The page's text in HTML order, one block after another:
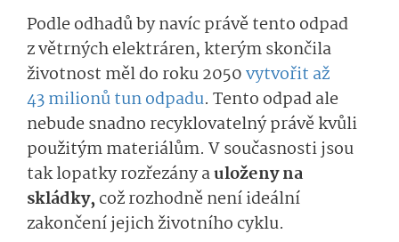
Podle odhadů by navíc právě tento odpad
z větrných elektráren, kterým skončila
životnost měl do roku 2050vytvořit až
43 milionů tun odpadu. Tento odpad ale
nebude snadno recyklovatelný právě kvůli
použitým materiálům. V současnosti jsou
tak lopatky rozřezány auloženy na
skládky,což rozhodně není ideální
zakončení jejich životního cyklu.